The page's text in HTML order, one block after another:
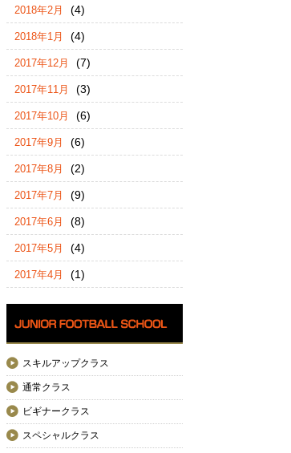
2018年2月 (4)
2018年1月 (4)
2017年12月 (7)
2017年11月 (3)
2017年10月 (6)
2017年9月 (6)
2017年8月 (2)
2017年7月 (9)
2017年6月 (8)
2017年5月 (4)
2017年4月 (1)
スキルアップクラス
通常クラス
ビギナークラス
スペシャルクラス